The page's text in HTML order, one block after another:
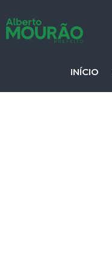
INÍCIO